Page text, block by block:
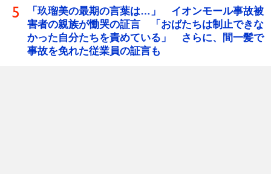
「玖瑠美の最期の言葉は…」 イオンモール事故被
害者の親族が慟哭の証言 「おばたちは制止できな
かった自分たちを責めている」 さらに、間一髪で
事故を免れた従業員の証言も